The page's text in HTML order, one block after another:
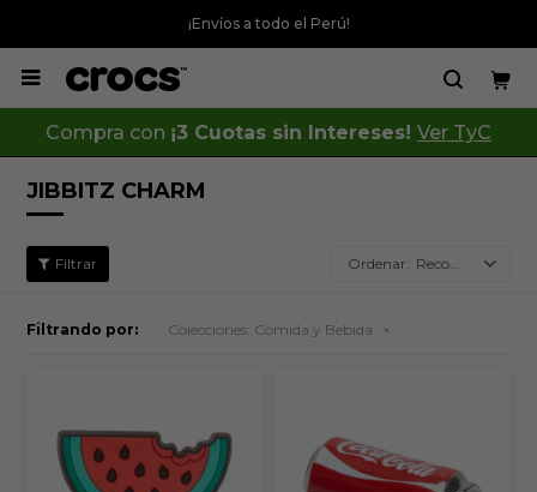
¡Envíos a todo el Perú!

Compra con ¡3 Cuotas sin Intereses! Ver TyC
JIBBITZ CHARM
Recomendados
Filtrando por: Colecciones: Comida y Bebida